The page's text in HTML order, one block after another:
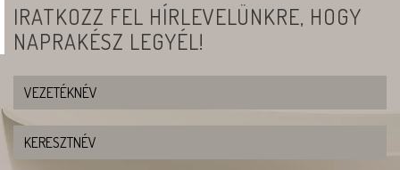
IRATKOZZ FEL HÍRLEVELÜNKRE, HOGY
NAPRAKÉSZ LEGYÉL!